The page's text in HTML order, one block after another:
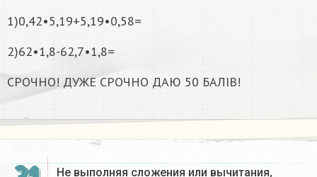
1)0,42•5,19+5,19•0,58=
2)62•1,8-62,7•1,8=
СРОЧНО! ДУЖЕ СРОЧНО ДАЮ 50 БАЛІВ!
Не выполняя сложения или вычитания,